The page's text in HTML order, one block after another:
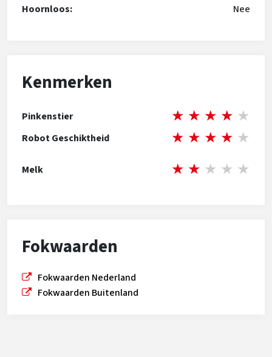
Hoornloos:
Nee
Kenmerken
Pinkenstier ★ ★ ★ ★ ★
Robot Geschiktheid ★ ★ ★ ★ ★
Melk ★ ★ ★ ★ ★
Fokwaarden
Fokwaarden Nederland
Fokwaarden Buitenland